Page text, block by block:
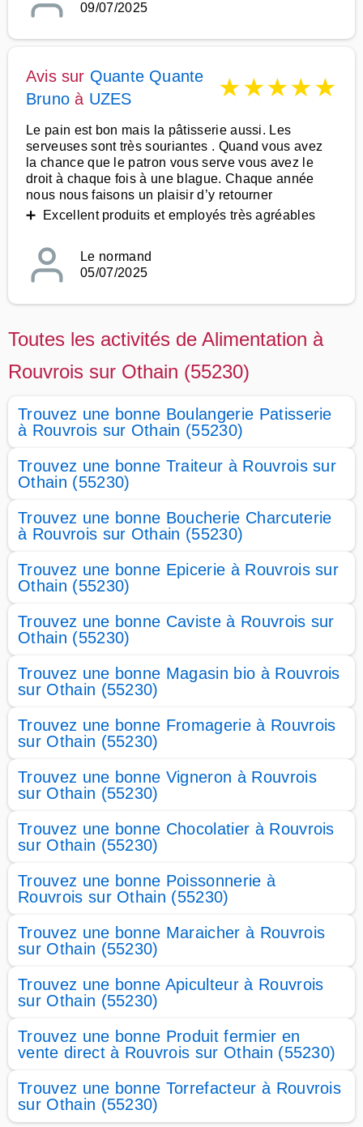
09/07/2025
Avis sur Quante Quante
Bruno à UZES ★★★★★
Le pain est bon mais la pâtisserie aussi. Les
serveuses sont très souriantes . Quand vous avez
la chance que le patron vous serve vous avez le
droit à chaque fois à une blague. Chaque année
nous nous faisons un plaisir d’y retourner
➕ Excellent produits et employés très agréables
Le normand
05/07/2025
Toutes les activités de Alimentation à
Rouvrois sur Othain (55230)
Trouvez une bonne Boulangerie Patisserie
à Rouvrois sur Othain (55230)
Trouvez une bonne Traiteur à Rouvrois sur
Othain (55230)
Trouvez une bonne Boucherie Charcuterie
à Rouvrois sur Othain (55230)
Trouvez une bonne Epicerie à Rouvrois sur
Othain (55230)
Trouvez une bonne Caviste à Rouvrois sur
Othain (55230)
Trouvez une bonne Magasin bio à Rouvrois
sur Othain (55230)
Trouvez une bonne Fromagerie à Rouvrois
sur Othain (55230)
Trouvez une bonne Vigneron à Rouvrois
sur Othain (55230)
Trouvez une bonne Chocolatier à Rouvrois
sur Othain (55230)
Trouvez une bonne Poissonnerie à
Rouvrois sur Othain (55230)
Trouvez une bonne Maraicher à Rouvrois
sur Othain (55230)
Trouvez une bonne Apiculteur à Rouvrois
sur Othain (55230)
Trouvez une bonne Produit fermier en
vente direct à Rouvrois sur Othain (55230)
Trouvez une bonne Torrefacteur à Rouvrois
sur Othain (55230)